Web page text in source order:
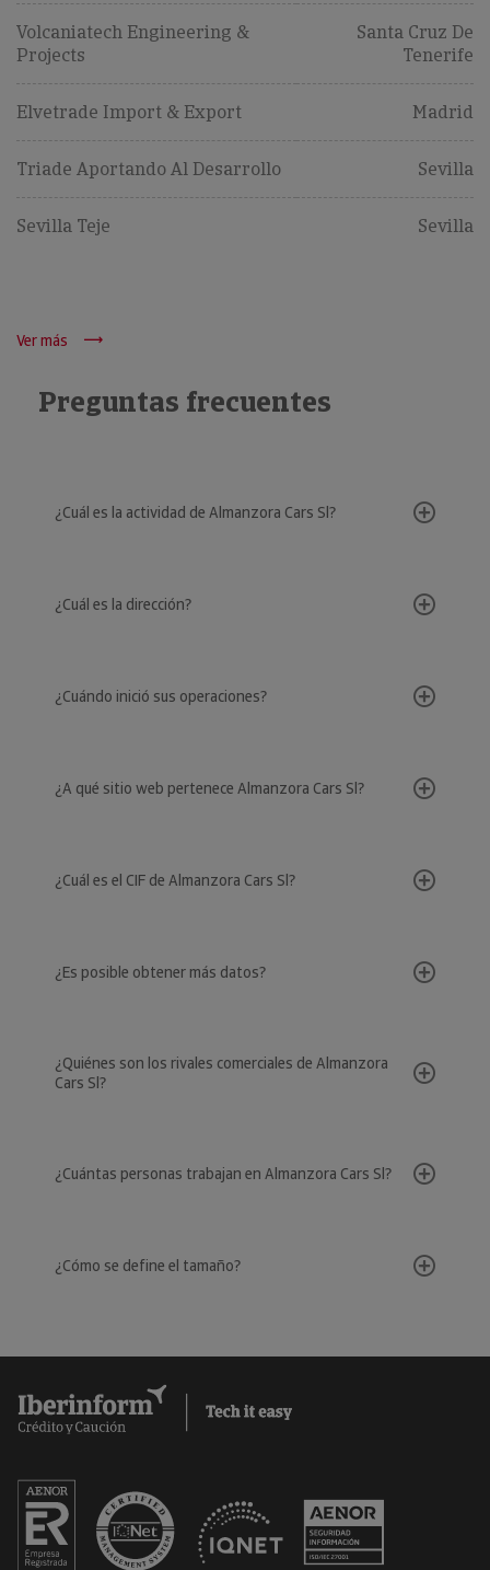
Volcaniatech Engineering &
Projects
Santa Cruz De
Tenerife
Elvetrade Import & Export Madrid
Triade Aportando Al Desarrollo Sevilla
Sevilla Teje Sevilla
Ver más
Preguntas frecuentes
¿Cuál es la actividad de Almanzora Cars Sl?
¿Cuál es la dirección?
¿Cuándo inició sus operaciones?
¿A qué sitio web pertenece Almanzora Cars Sl?
¿Cuál es el CIF de Almanzora Cars Sl?
¿Es posible obtener más datos?
¿Quiénes son los rivales comerciales de Almanzora
Cars Sl?
¿Cuántas personas trabajan en Almanzora Cars Sl?
¿Cómo se define el tamaño?